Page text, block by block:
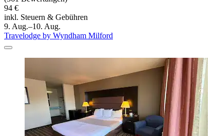
94 €
inkl. Steuern & Gebühren
9. Aug.–10. Aug.
Travelodge by Wyndham Milford